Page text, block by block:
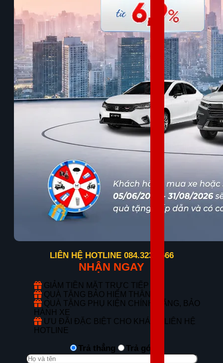
LIÊN HỆ HOTLINE 084.323.6666
NHẬN NGAY
GIẢM TIỀN MẶT TRỰC TIẾP
QUÀ TẶNG BẢO HIỂM THÂN VỎ
QUÀ TẶNG PHỤ KIỆN CHÍNH HÃNG, BẢO
HÀNH XE
ƯU ĐÃI ĐẶC BIỆT CHO KHÁCH LIÊN HỆ
HOTLINE
Trả thẳng Trả góp